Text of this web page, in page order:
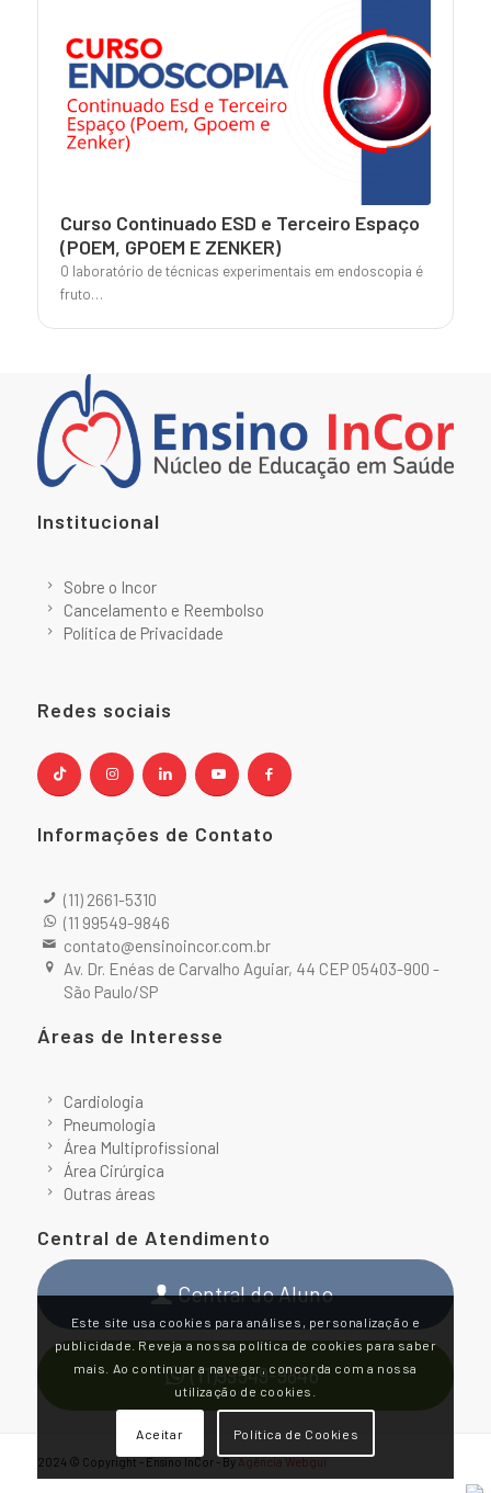
Curso Continuado ESD e Terceiro Espaço
(POEM, GPOEM E ZENKER)
O laboratório de técnicas experimentais em endoscopia é
fruto…
Institucional
Sobre o Incor
Cancelamento e Reembolso
Política de Privacidade
Redes sociais
Informações de Contato
(11) 2661-5310
(11 99549-9846
contato@ensinoincor.com.br
Av. Dr. Enéas de Carvalho Aguiar, 44 CEP 05403-900 -
São Paulo/SP
Áreas de Interesse
Cardiologia
Pneumologia
Área Multiprofissional
Área Cirúrgica
Outras áreas
Central de Atendimento
Central do Aluno
(11)99549-9846
2024 © Copyright - Ensino InCor - By Agência Webgui
Este site usa cookies para análises, personalização e
publicidade. Reveja a nossa política de cookies para saber
mais. Ao continuar a navegar, concorda com a nossa
utilização de cookies.
Aceitar Política de Cookies